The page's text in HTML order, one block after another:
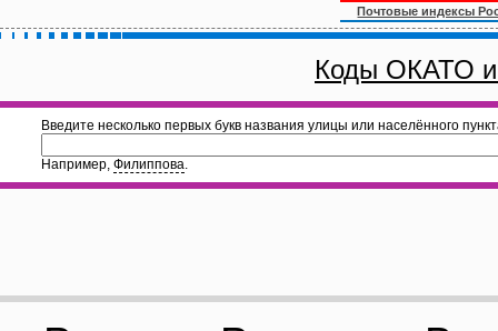
Почтовые индексы
Коды ОКАТО
Введите несколько первых букв названия улицы или населённого
Например, Филиппова.